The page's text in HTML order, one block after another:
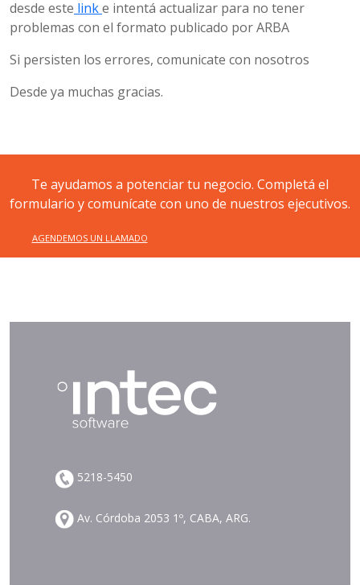
desde este linke intentá actualizar para no tener
problemas con el formato publicado por ARBA
Si persisten los errores, comunicate con nosotros
Desde ya muchas gracias.
Te ayudamos a potenciar tu negocio. Completá el
formulario y comunícate con uno de nuestros ejecutivos.
AGENDEMOS UN LLAMADO
5218-5450
Av. Córdoba 2053 1º, CABA, ARG.